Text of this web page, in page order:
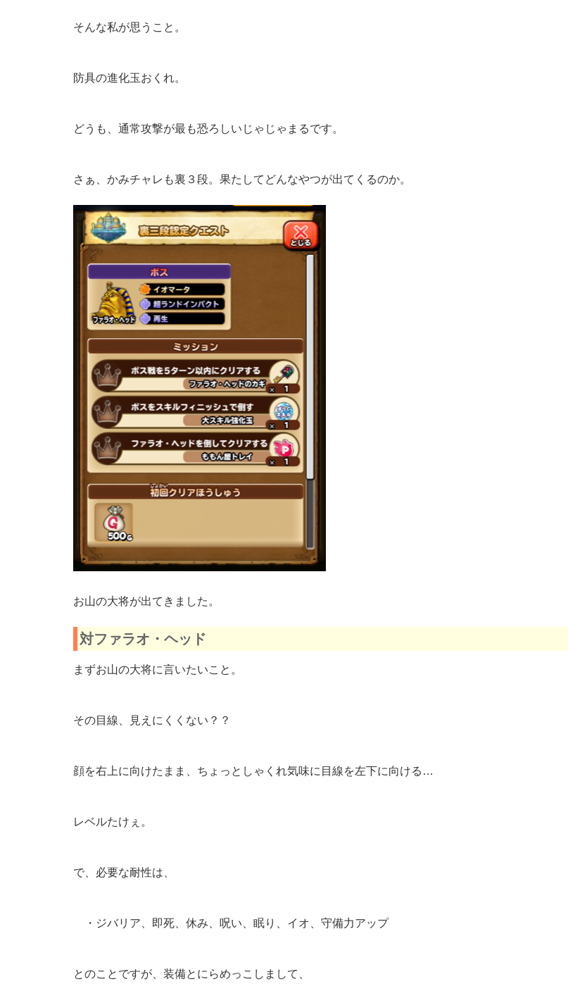
そんな私が思うこと。
防具の進化玉おくれ。
どうも、通常攻撃が最も恐ろしいじゃじゃまるです。
さぁ、かみチャレも裏３段。果たしてどんなやつが出てくるのか。
お山の大将が出てきました。
対ファラオ・ヘッド
まずお山の大将に言いたいこと。
その目線、見えにくくない？？
顔を右上に向けたまま、ちょっとしゃくれ気味に目線を左下に向ける…
レベルたけぇ。
で、必要な耐性は、
・ジバリア、即死、休み、呪い、眠り、イオ、守備力アップ
とのことですが、装備とにらめっこしまして、